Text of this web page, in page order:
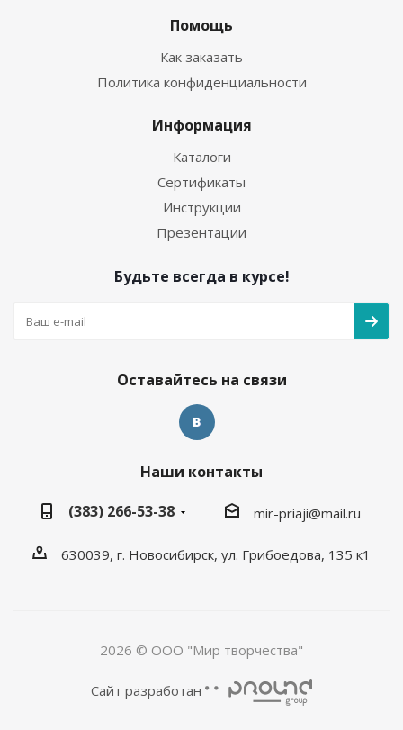
Помощь
Как заказать
Политика конфиденциальности
Информация
Каталоги
Сертификаты
Инструкции
Презентации
Будьте всегда в курсе!
Оставайтесь на связи
Наши контакты
(383) 266-53-38
mir-priaji@mail.ru
630039, г. Новосибирск, ул. Грибоедова, 135 к1
2026 © ООО "Мир творчества"
Сайт разработан